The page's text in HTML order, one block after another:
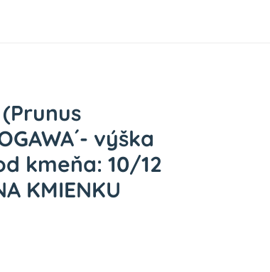
výška
kmeňa: 10/12
KMIENKU